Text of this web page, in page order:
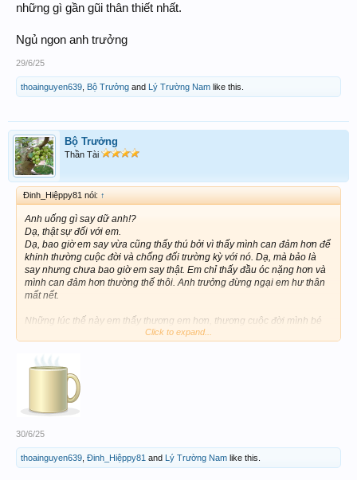
những gì gần gũi thân thiết nhất.
Ngủ ngon anh trưởng
29/6/25
thoainguyen639 Bộ Trưởng and Lý Trường Nam like this.
Bộ Trưởng
Thần Tài
Đinh_Hiệppy81 nói: ↑
Anh uống gì say dữ anh!?
Dạ, thật sự đối với em.
Dạ, bao giờ em say vừa cũng thấy thú bởi vì thấy mình can đảm hơn để
khinh thường cuộc đời và chống đối trường kỳ với nó. Dạ, mà bảo là
say nhưng chưa bao giờ em say thật. Em chỉ thấy đầu óc nặng hơn và
mình can đảm hơn thường thế thôi. Anh trưởng đừng ngại em hư thân
mất nết.
Những lúc thế này em thấy thương em hơn, thương cuộc đời mình bé
bỏng đầy sự khắc nghiệt đuổi bắt mình đến cùng tận.
nhưng có quan hệ gì phải không anh trưởng.
Trong căn nhà trọ DakLak này, ngoài em còn có cụ Thái đã hơn 60 tuổi.
Phải gọi là cụ bởi vì tuổi tác đó. Tuy nhiên cụ bảo em là bạn của cụ.
Haha. Trông cụ không ai dám bảo là cụ già, bởi vì cụ không những còn
làm tỉnh trưởng, thuở nhỏ con nhà giàu lắm anh, sống một cuộc đời
phiêu bạt từ lúc chưa quá 20. Cụ mê những tên trẻ như em. Cụ bảo em
làm cụ nhớ hồi cụ còn trẻ. Cụ còn nói là cụ có lắm bạn trẻ cỡ con cụ
Click to expand...
30/6/25
thoainguyen639 Đinh_Hiệppy81 and Lý Trường Nam like this.